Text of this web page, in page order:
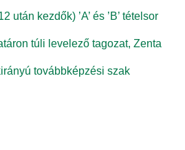
kezdők) ’A’ és ’B’ tételsor
túli levelező tagozat, Zenta
továbbképzési szak